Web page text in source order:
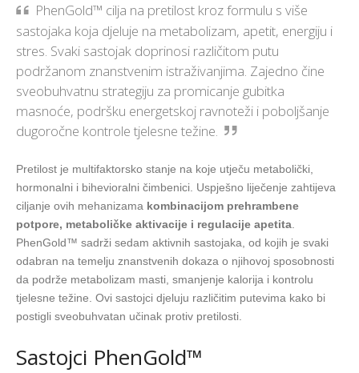
PhenGold™ cilja na pretilost kroz formulu s više
sastojaka koja djeluje na metabolizam, apetit, energiju i
stres. Svaki sastojak doprinosi različitom putu
podržanom znanstvenim istraživanjima. Zajedno čine
sveobuhvatnu strategiju za promicanje gubitka
masnoće, podršku energetskoj ravnoteži i poboljšanje
dugoročne kontrole tjelesne težine.
Pretilost je multifaktorsko stanje na koje utječu metabolički,
hormonalni i bihevioralni čimbenici. Uspješno liječenje zahtijeva
ciljanje ovih mehanizama kombinacijom prehrambene
potpore, metaboličke aktivacije i regulacije apetita.
PhenGold™ sadrži sedam aktivnih sastojaka, od kojih je svaki
odabran na temelju znanstvenih dokaza o njihovoj sposobnosti
da podrže metabolizam masti, smanjenje kalorija i kontrolu
tjelesne težine. Ovi sastojci djeluju različitim putevima kako bi
postigli sveobuhvatan učinak protiv pretilosti.
Sastojci PhenGold™